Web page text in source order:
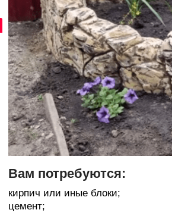
Вам потребуются:
кирпич или иные блоки;
цемент;